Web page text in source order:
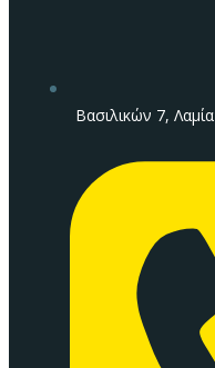
Βασιλικών 7, Λαμία